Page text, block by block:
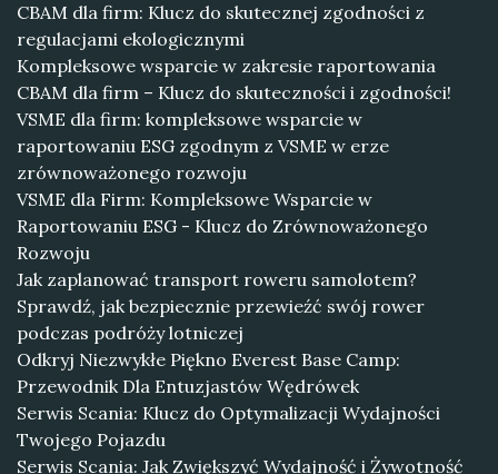
CBAM dla firm: Klucz do skutecznej zgodności z
regulacjami ekologicznymi
Kompleksowe wsparcie w zakresie raportowania
CBAM dla firm – Klucz do skuteczności i zgodności!
VSME dla firm: kompleksowe wsparcie w
raportowaniu ESG zgodnym z VSME w erze
zrównoważonego rozwoju
VSME dla Firm: Kompleksowe Wsparcie w
Raportowaniu ESG - Klucz do Zrównoważonego
Rozwoju
Jak zaplanować transport roweru samolotem?
Sprawdź, jak bezpiecznie przewieźć swój rower
podczas podróży lotniczej
Odkryj Niezwykłe Piękno Everest Base Camp:
Przewodnik Dla Entuzjastów Wędrówek
Serwis Scania: Klucz do Optymalizacji Wydajności
Twojego Pojazdu
Serwis Scania: Jak Zwiększyć Wydajność i Żywotność